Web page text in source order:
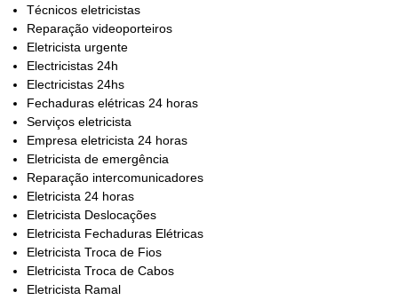
Técnicos eletricistas
Reparação videoporteiros
Eletricista urgente
Electricistas 24h
Electricistas 24hs
Fechaduras elétricas 24 horas
Serviços eletricista
Empresa eletricista 24 horas
Eletricista de emergência
Reparação intercomunicadores
Eletricista 24 horas
Eletricista Deslocações
Eletricista Fechaduras Elétricas
Eletricista Troca de Fios
Eletricista Troca de Cabos
Eletricista Ramal